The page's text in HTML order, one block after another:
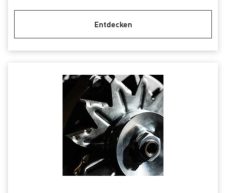
Entdecken